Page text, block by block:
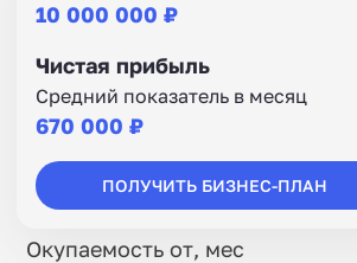
10 000 000 ₽
Чистая прибыль
Средний показатель в месяц
670 000 ₽
ПОЛУЧИТЬ БИЗНЕС-ПЛАН
Окупаемость от, мес